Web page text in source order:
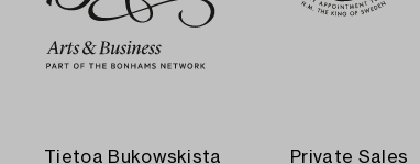
Tietoa Bukowskista Private Sales